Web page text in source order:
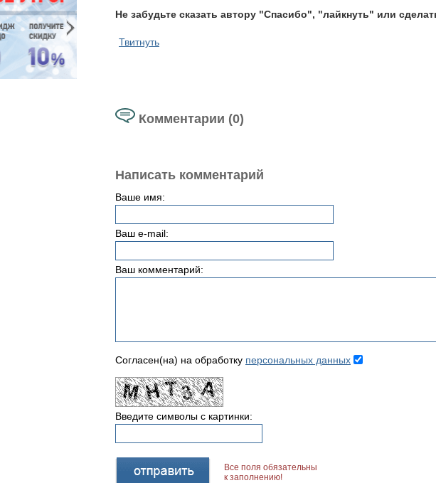
Не забудьте сказать автору "Спасибо", "лайкнуть" или
Твитнуть
Комментарии (0)
Написать комментарий
Ваше имя:
Ваш e-mail:
Ваш комментарий:
Согласен(на) на обработку персональных данных
Введите символы с картинки:
Все поля обязательны
к заполнению!